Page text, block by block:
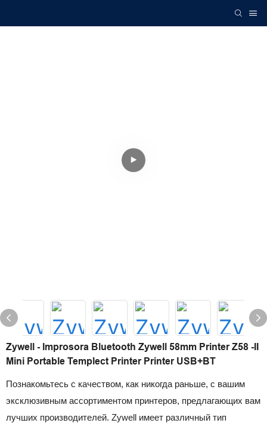
Zywell - Improsora Bluetooth Zywell 58mm Printer Z58 -II
Mini Portable Templect Printer Printer USB+BT
Познакомьтесь с качеством, как никогда раньше, с вашим
эксклюзивным ассортиментом принтеров, предлагающих вам
лучших производителей. Zywell имеет различный тип